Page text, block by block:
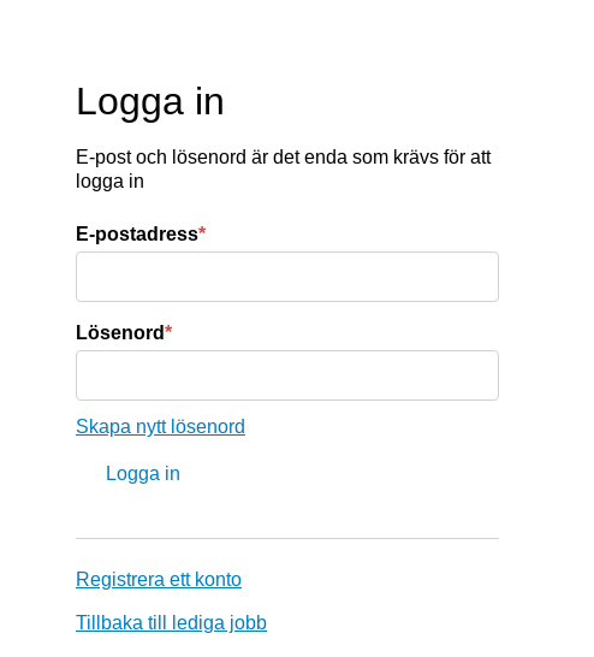
Logga in
E-post och lösenord är det enda som krävs för att
logga in
E-postadress*
Lösenord*
Skapa nytt lösenord
Registrera ett konto
Tillbaka till lediga jobb